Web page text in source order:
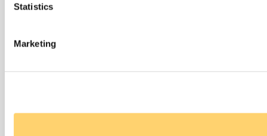
Statistics
Marketing